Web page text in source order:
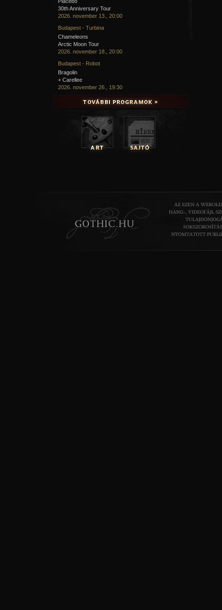
30th Anniversary Tour
2026. november 13., 20:00
Budapest - Turbina
Chameleons
Arctic Moon Tour
2026. november 18., 20:00
Budapest - Robot
Bragolin
+ Carellee
2026. november 26., 19:30